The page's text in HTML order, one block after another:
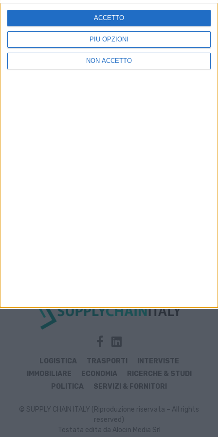
PIÙ OPZIONI
NON ACCETTO
ACCETTO
ISCRIVITI
Dichiaro di aver letto e compreso l'informativa sulla privacy e
di dare il mio consenso alla ricezione di promozioni commerciali
LOGISTICA TRASPORTI
INTERVISTE
IMMOBILIARE
ECONOMIA
RICERCHE & STUDI
POLITICA
SERVIZI & FORNITORI
© SUPPLY CHAIN ITALY (Riproduzione riservata – All rights
reserved)
Testata edita da Alocin Media Srl